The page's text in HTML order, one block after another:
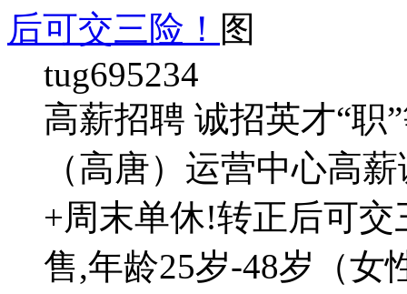
后可交三险！ 图
tug695234
高薪招聘 诚招英才“职
（高唐）运营中心高
+周末单休!转正后可
售,年龄25岁-48岁（女